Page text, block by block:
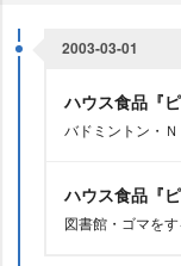
2003-03-01
ハウス食品『
バドミントン・
ハウス食品『
図書館・ゴマを